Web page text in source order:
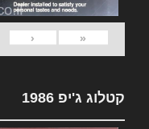
«
‹
קטלוג ג'יפ 1986